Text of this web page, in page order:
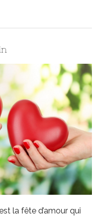
la fête d’amour qui